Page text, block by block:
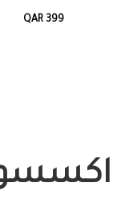
QAR 399